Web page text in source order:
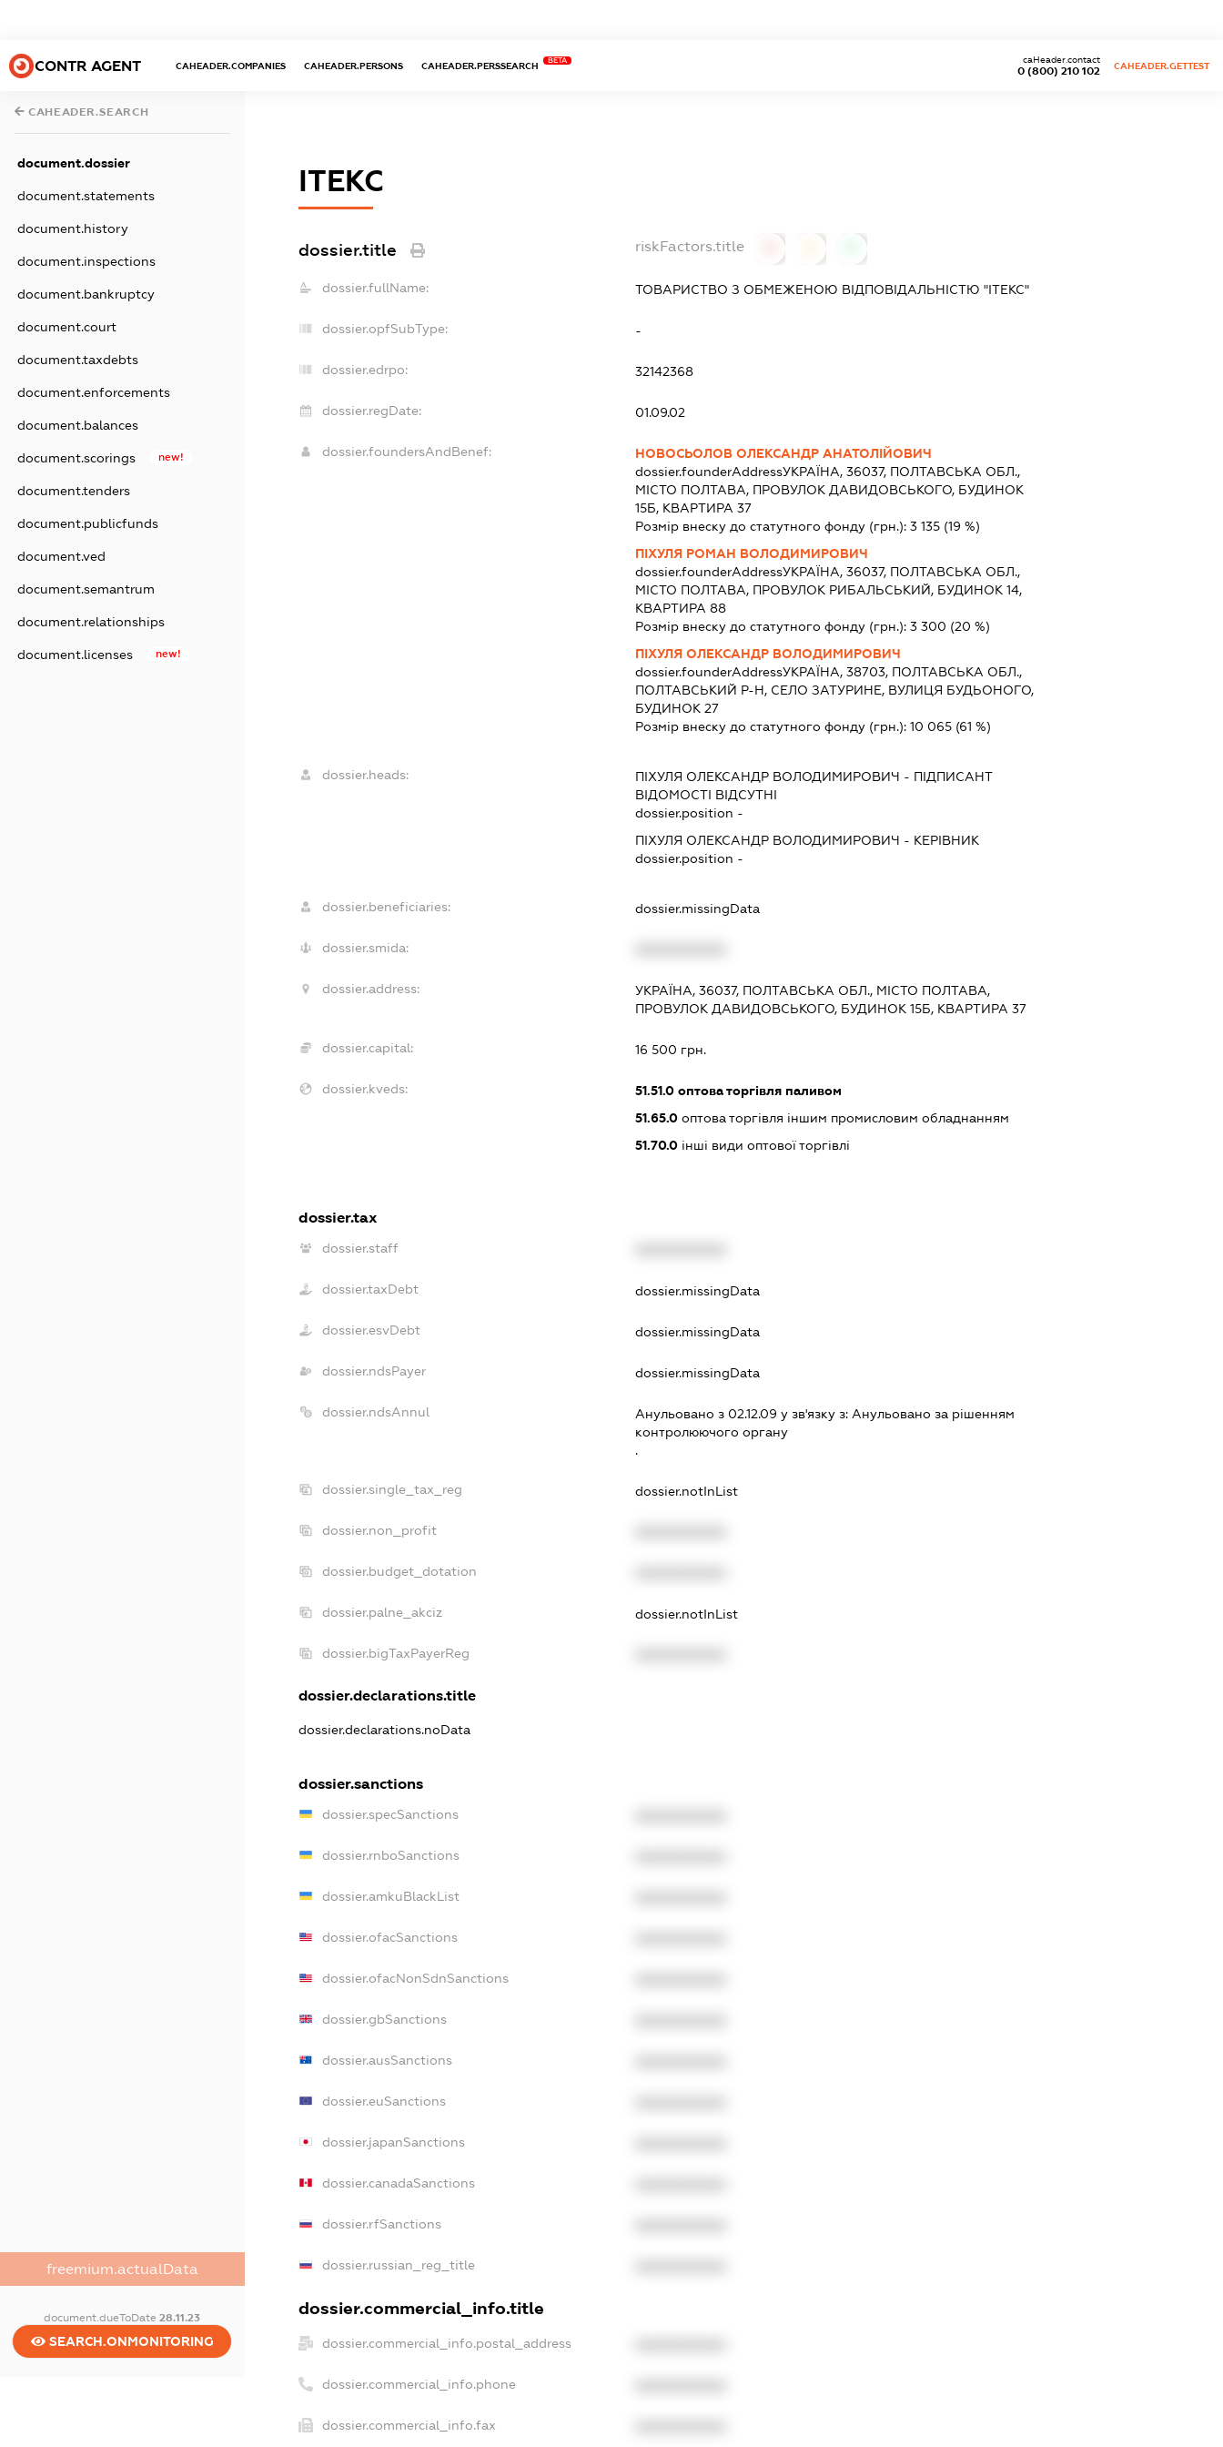
CONTR AGENT CAHEADER.COMPANIES CAHEADER.PERSONS CAHEADER.PERSSEARCH
BETA
0 (800) 210 102
caHeader.contact
CAHEADER.GETTEST
CAHEADER.SEARCH
document.dossier
document.statements
document.history
document.inspections
document.bankruptcy
document.court
document.taxdebts
document.enforcements
document.balances
document.scorings new!
document.tenders
document.publicfunds
document.ved
document.semantrum
document.relationships
document.licenses new!
freemium.actualData
document.dueToDate28.11.23
SEARCH.ONMONITORING
ІТЕКС
dossier.title riskFactors.title
dossier.fullName: ТОВАРИСТВО З ОБМЕЖЕНОЮ ВІДПОВІДАЛЬНІСТЮ "ІТЕКС"
dossier.opfSubType: -
dossier.edrpo: 32142368
dossier.regDate: 01.09.02
dossier.foundersAndBenef:
НОВОСЬОЛОВ ОЛЕКСАНДР АНАТОЛІЙОВИЧ
dossier.founderAddressУКРАЇНА, 36037, ПОЛТАВСЬКА ОБЛ.,
МІСТО ПОЛТАВА, ПРОВУЛОК ДАВИДОВСЬКОГО, БУДИНОК
15Б, КВАРТИРА 37
Розмір внеску до статутного фонду (грн.):3 135 (19 %)
ПІХУЛЯ РОМАН ВОЛОДИМИРОВИЧ
dossier.founderAddressУКРАЇНА, 36037, ПОЛТАВСЬКА ОБЛ.,
МІСТО ПОЛТАВА, ПРОВУЛОК РИБАЛЬСЬКИЙ, БУДИНОК 14,
КВАРТИРА 88
Розмір внеску до статутного фонду (грн.):3 300 (20 %)
ПІХУЛЯ ОЛЕКСАНДР ВОЛОДИМИРОВИЧ
dossier.founderAddressУКРАЇНА, 38703, ПОЛТАВСЬКА ОБЛ.,
ПОЛТАВСЬКИЙ Р-Н, СЕЛО ЗАТУРИНЕ, ВУЛИЦЯ БУДЬОНОГО,
БУДИНОК 27
Розмір внеску до статутного фонду (грн.):10 065 (61 %)
dossier.heads: ПІХУЛЯ ОЛЕКСАНДР ВОЛОДИМИРОВИЧ - ПІДПИСАНТ
ВІДОМОСТІ ВІДСУТНІ
dossier.position -
ПІХУЛЯ ОЛЕКСАНДР ВОЛОДИМИРОВИЧ - КЕРІВНИК
dossier.position -
dossier.beneficiaries: dossier.missingData
dossier.smida:
dossier.address:
УКРАЇНА, 36037, ПОЛТАВСЬКА ОБЛ., МІСТО ПОЛТАВА,
ПРОВУЛОК ДАВИДОВСЬКОГО, БУДИНОК 15Б, КВАРТИРА 37
dossier.capital: 16 500 грн.
dossier.kveds: 51.51.0 оптова торгівля паливом
51.65.0 оптова торгівля іншим промисловим обладнанням
51.70.0 інші види оптової торгівлі
dossier.tax
dossier.staff
dossier.taxDebt dossier.missingData
dossier.esvDebt dossier.missingData
dossier.ndsPayer dossier.missingData
dossier.ndsAnnul Анульовано з 02.12.09 у зв'язку з:Анульовано за рiшенням
контролюючого органу
.
dossier.single_tax_reg dossier.notInList
dossier.non_profit
dossier.budget_dotation
dossier.palne_akciz dossier.notInList
dossier.bigTaxPayerReg
dossier.declarations.title
dossier.declarations.noData
dossier.sanctions
dossier.specSanctions
dossier.rnboSanctions
dossier.amkuBlackList
dossier.ofacSanctions
dossier.ofacNonSdnSanctions
dossier.gbSanctions
dossier.ausSanctions
dossier.euSanctions
dossier.japanSanctions
dossier.canadaSanctions
dossier.rfSanctions
dossier.russian_reg_title
dossier.commercial_info.title
dossier.commercial_info.postal_address
dossier.commercial_info.phone
dossier.commercial_info.fax